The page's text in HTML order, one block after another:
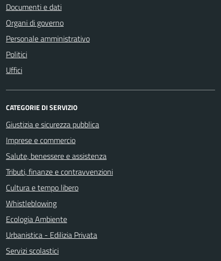
Documenti e dati
Organi di governo
Personale amministrativo
Politici
Uffici
CATEGORIE DI SERVIZIO
Giustizia e sicurezza pubblica
Imprese e commercio
Salute, benessere e assistenza
Tributi, finanze e contravvenzioni
Cultura e tempo libero
Whistleblowing
Ecologia Ambiente
Urbanistica - Edilizia Privata
Servizi scolastici